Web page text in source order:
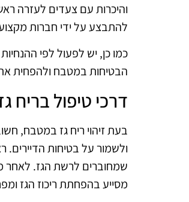
והיכרות עם צעדים לעזרה
להתבצע על ידי חברות
כמו כן, יש לפעול לפי
הבטיחות במטבח ולהפחית את
דרכי טיפול בריח
בעת זיהוי ריח גז במטבח,
ולשמור על בטיחות הדיירים.
שמחוברים לרשת הגז. לאחר
מסייע בהפחתת ריכוז הגז